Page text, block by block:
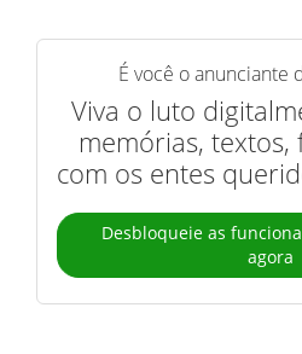
É você o anunciante
Viva o luto
memórias, textos,
com os entes
Desbloqueie as
agora